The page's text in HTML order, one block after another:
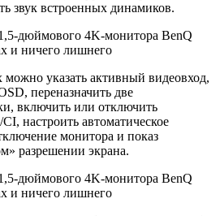
звук встроенных динамиков.
указать активный видеовход,
переназначить две
включить или отключить
настроить автоматическое
монитора и показ
разрешении экрана.